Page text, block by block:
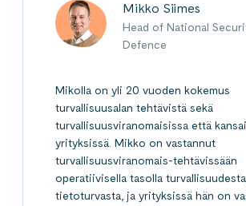
Mikko Siimes
Head of National
Defence
Mikolla on yli 20 vuoden kokemus
turvallisuusalan tehtävistä sekä
turvallisuusviranomaisissa että
yrityksissä. Mikko on vastannut
turvallisuusviranomais-tehtävissään
operatiivisella tasolla
tietoturvasta, ja yrityksissä hän on